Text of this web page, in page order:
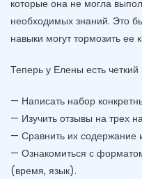
которые она не могла
необходимых знаний. Это
навыки могут тормозить ее
Теперь у Елены есть
— Написать набор
— Изучить отзывы на трех
— Сравнить их содержание
— Ознакомиться с
(время, язык).